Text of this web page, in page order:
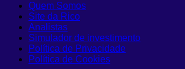
Quem Somos
Site da Rico
Analistas
Simulador de investimento
Política de Privacidade
Política de Cookies